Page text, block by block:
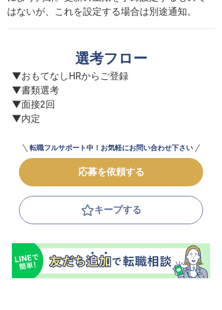
はないが、これを設定する場合は別途通知。
選考フロー
▼おもてなしHRからご登録
▼書類選考
▼面接2回
▼内定
転職フルサポート中！お気軽にお問い合わせ下さい
応募を依頼する
キープする